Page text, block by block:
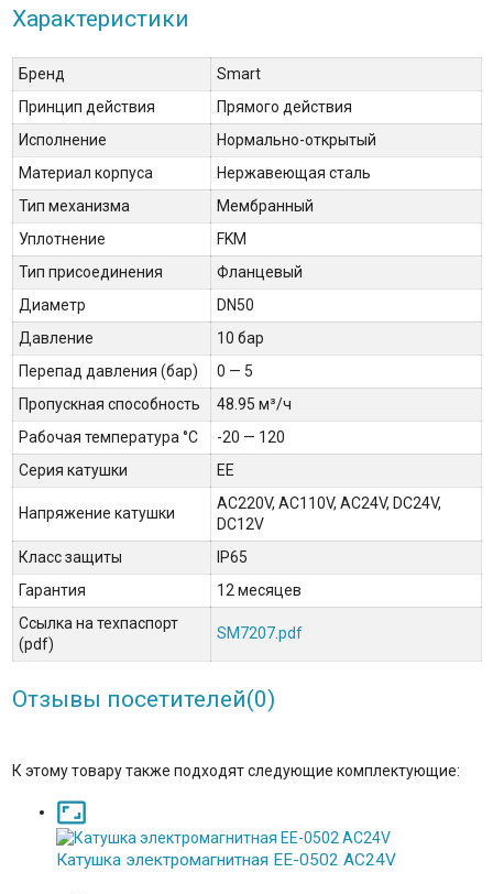
Характеристики
Бренд
Smart
Принцип действия
Прямого действия
Исполнение
Нормально-открытый
Материал корпуса
Нержавеющая сталь
Тип механизма
Мембранный
Уплотнение
FKM
Тип присоединения
Фланцевый
Диаметр
DN50
Давление
10 бар
Перепад давления (бар)
0 — 5
Пропускная способность
48.95 м³/ч
Рабочая температура °С
-20 — 120
Серия катушки
EE
Напряжение катушки
AC220V, AC110V, AC24V, DC24V,
DC12V
Класс защиты
IP65
Гарантия
12 месяцев
Ссылка на техпаспорт
(pdf)
SM7207.pdf
Отзывы посетителей(0)
К этому товару также подходят следующие комплектующие:

Катушка электромагнитная EE-0502 AC24V